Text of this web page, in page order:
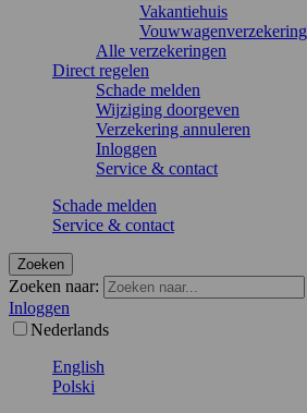
Vakantiehuis
Vouwwagenverzekering
Alle verzekeringen
Direct regelen
Schade melden
Wijziging doorgeven
Verzekering annuleren
Inloggen
Service & contact
Schade melden
Service & contact
Zoeken
Zoeken naar:
Inloggen
Nederlands
English
Polski